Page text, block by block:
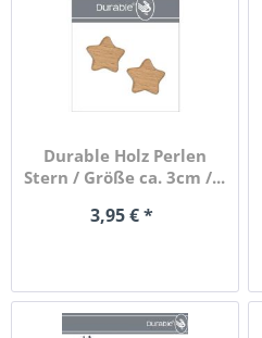
Durable Holz Perlen
Stern / Größe ca. 3cm /...
3,95 € *